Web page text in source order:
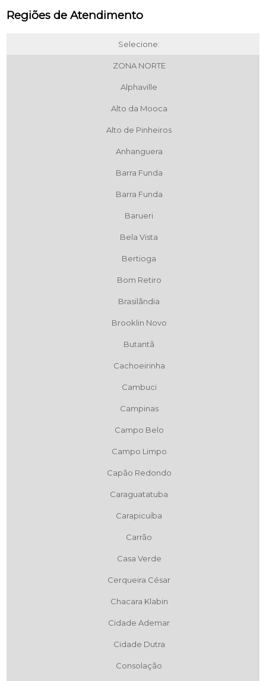
Regiões de Atendimento
Selecione:
ZONA NORTE
Alphaville
Alto da Mooca
Alto de Pinheiros
Anhanguera
Barra Funda
Barra Funda
Barueri
Bela Vista
Bertioga
Bom Retiro
Brasilândia
Brooklin Novo
Butantã
Cachoeirinha
Cambuci
Campinas
Campo Belo
Campo Limpo
Capão Redondo
Caraguatatuba
Carapicuíba
Carrão
Casa Verde
Cerqueira César
Chacara Klabin
Cidade Ademar
Cidade Dutra
Consolação